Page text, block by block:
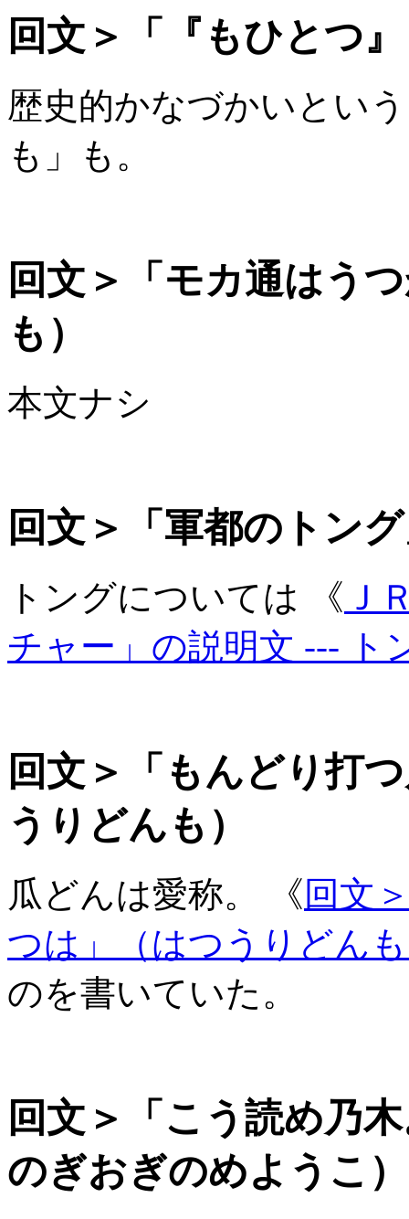
回文＞「『もひとつ
歴史的かなづかいとい
も」も。
回文＞「モカ通はう
も）
本文ナシ
回文＞「軍都のトン
トングについては 《 Ｊ
チャー」の説明文 --- ト
回文＞「もんどり打
うりどんも）
瓜どんは愛称。 《 回文
つは」（はつうりどん
のを書いていた。
回文＞「こう読め乃
のぎおぎのめようこ）